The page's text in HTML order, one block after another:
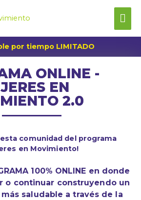
por tiempo LIMITADO
ONLINE -
EN
2.0
comunidad del programa
en Movimiento!
100% ONLINE en donde
o continuar construyendo un
saludable a través de la